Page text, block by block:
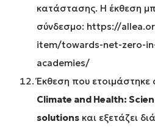
κατάστασης. Η έκθεση
σύνδεσμο: https://
item/towards-net-zero-
academies/
Έκθεση που ετοιμάστηκε
Climate and Health:
solutions και εξετάζει